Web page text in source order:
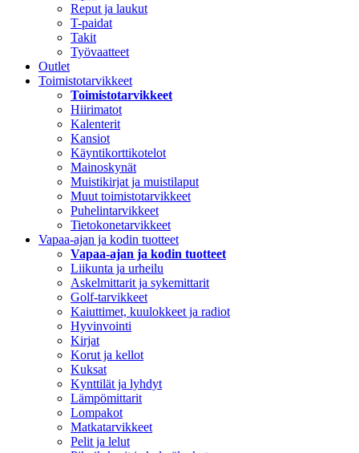
Reput ja laukut
T-paidat
Takit
Työvaatteet
Outlet
Toimistotarvikkeet
Toimistotarvikkeet
Hiirimatot
Kalenterit
Kansiot
Käyntikorttikotelot
Mainoskynät
Muistikirjat ja muistilaput
Muut toimistotarvikkeet
Puhelintarvikkeet
Tietokonetarvikkeet
Vapaa-ajan ja kodin tuotteet
Vapaa-ajan ja kodin tuotteet
Liikunta ja urheilu
Askelmittarit ja sykemittarit
Golf-tarvikkeet
Kaiuttimet, kuulokkeet ja radiot
Hyvinvointi
Kirjat
Korut ja kellot
Kuksat
Kynttilät ja lyhdyt
Lämpömittarit
Lompakot
Matkatarvikkeet
Pelit ja lelut